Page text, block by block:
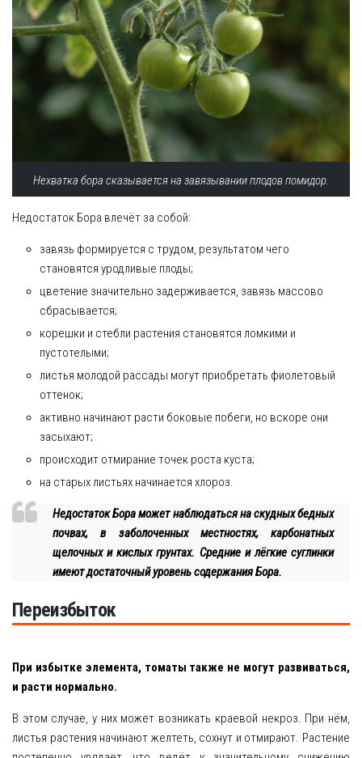
Нехватка бора сказывается на завязывании плодов помидор.
Недостаток Бора влечёт за собой:
завязь формируется с трудом, результатом чего
становятся уродливые плоды;
цветение значительно задерживается, завязь массово
сбрасывается;
корешки и стебли растения становятся ломкими и
пустотелыми;
листья молодой рассады могут приобретать фиолетовый
оттенок;
активно начинают расти боковые побеги, но вскоре они
засыхают;
происходит отмирание точек роста куста;
на старых листьях начинается хлороз.
Недостаток Бора может наблюдаться на скудных бедных
почвах, в заболоченных местностях, карбонатных
щелочных и кислых грунтах. Средние и лёгкие суглинки
имеют достаточный уровень содержания Бора.
Переизбыток
При избытке элемента, томаты также не могут развиваться,
и расти нормально.
В этом случае, у них может возникать краевой некроз. При нём,
листья растения начинают желтеть, сохнут и отмирают. Растение